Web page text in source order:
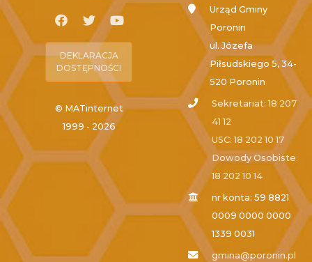
DEKLARACJA
DOSTĘPNOŚCI
© MATinternet
1999 - 2026
Urząd Gminy
Poronin
ul. Józefa
Piłsudskiego 5, 34-
520 Poronin
Sekretariat: 18 207
41 12
USC: 18 202 10 17
Dowody Osobiste:
18 202 10 14
nr konta: 59 8821
0009 0000 0000
1339 0031
gmina@poronin.pl